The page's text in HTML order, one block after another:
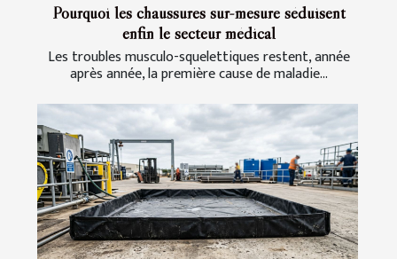
Pourquoi les chaussures sur-mesure séduisent
enfin le secteur médical
Les troubles musculo-squelettiques restent, année
après année, la première cause de maladie...